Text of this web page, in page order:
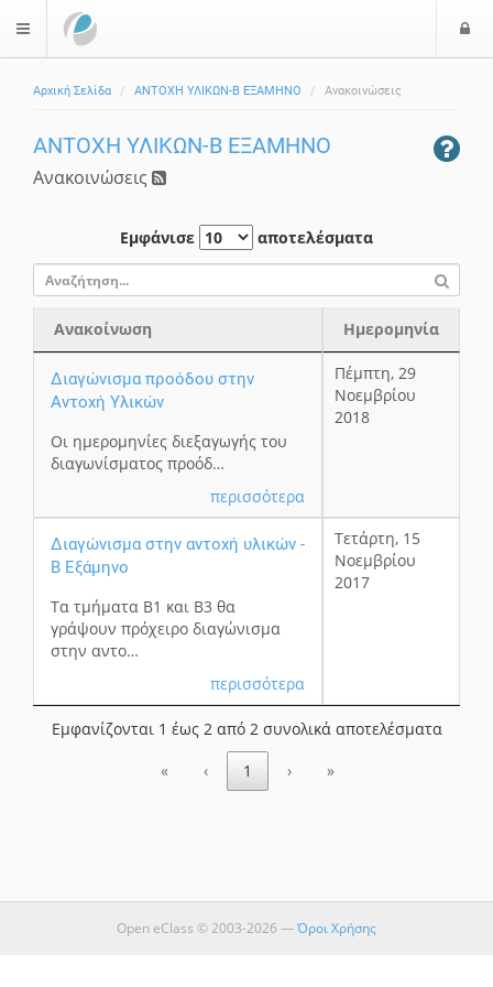
$langMenu
Αρχική Σελίδα ΑΝΤΟΧΗ ΥΛΙΚΩΝ-B ΕΞΑΜΗΝΟ Ανακοινώσεις
ΑΝΤΟΧΗ ΥΛΙΚΩΝ-B ΕΞΑΜΗΝΟ
Ανακοινώσεις
Εμφάνισε αποτελέσματα
Ανακοίνωση
Ημερομηνία
Ημερομηνία
Διαγώνισμα προόδου στην
Αντοχή Υλικών
Οι ημερομηνίες διεξαγωγής του
διαγωνίσματος προόδ…
περισσότερα
Πέμπτη, 29
Νοεμβρίου
2018
Διαγώνισμα στην αντοχή υλικών -
Β Εξάμηνο
Τα τμήματα Β1 και Β3 θα
γράψουν πρόχειρο διαγώνισμα
στην αντο…
περισσότερα
Τετάρτη, 15
Νοεμβρίου
2017
Εμφανίζονται 1 έως 2 από 2 συνολικά αποτελέσματα
« ‹ 1 › »
Open eClass © 2003-2026 —Όροι Χρήσης